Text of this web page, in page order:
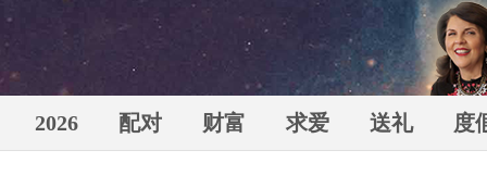
苏珊
2026 配对 财富 求爱 送礼 度